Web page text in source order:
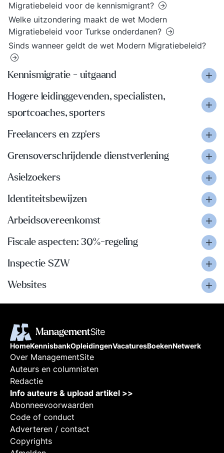
Migratiebeleid voor de kennismigrant?
Welke uitzondering maakt de wet Modern
Migratiebeleid voor Turkse onderdanen?
Sinds wanneer geldt de wet Modern Migratiebeleid?
Kennismigratie - uitgaand
Hogere leidinggevenden, specialisten,
sportcoaches, sporters
Freelancers en zzp'ers
Grensoverschrijdende dienstverlening
Asielzoekers
Identiteitsbewijzen
Arbeidsovereenkomst
Fiscale aspecten: 30%-regeling
Inspectie SZW
Websites
HomeKennisbankOpleidingenVacaturesBoekenNetwerk
Over ManagementSite
Auteurs en columnisten
Redactie
Info auteurs & upload artikel >>
Abonneevoorwaarden
Code of conduct
Adverteren / contact
Copyrights